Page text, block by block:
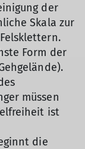
der
Skala zur
Form der
müssen
ist
die